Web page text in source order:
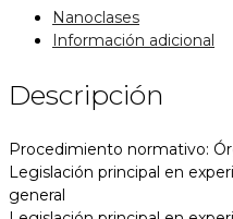
Nanoclases
Información adicional
Descripción
Procedimiento normativo:
Legislación principal en
general